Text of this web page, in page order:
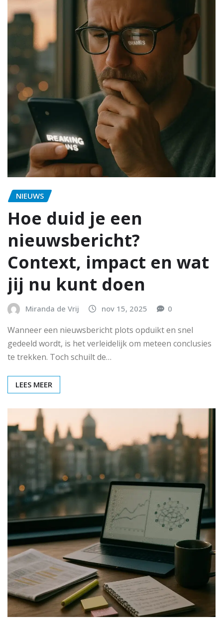
NIEUWS
Hoe duid je een
nieuwsbericht?
Context, impact en wat
jij nu kunt doen
Miranda de Vrij nov 15, 2025 0
Wanneer een nieuwsbericht plots opduikt en snel
gedeeld wordt, is het verleidelijk om meteen conclusies
te trekken. Toch schuilt de…
LEES MEER